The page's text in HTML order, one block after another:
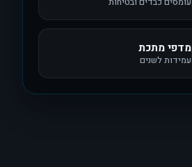
מדפי מתכת
עמידות לשנים